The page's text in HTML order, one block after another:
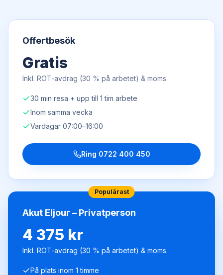
Offertbesök
Gratis
Inkl. ROT-avdrag (30 % på arbetet) & moms.
30 min resa + upp till 1 tim arbete
Inom samma vecka
Vardagar 07:00–16:00
Ring 0722 400 450
Populärast
Akut Eljour – Privatperson
4 375 kr
Inkl. ROT-avdrag (30 % på arbetet) & moms.
På plats inom 1 timme